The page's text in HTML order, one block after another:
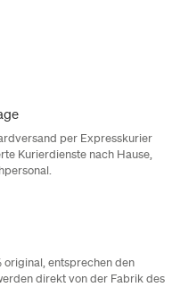
per Expresskurier
Kurierdienste nach Hause,
original, entsprechen den
direkt von der Fabrik des